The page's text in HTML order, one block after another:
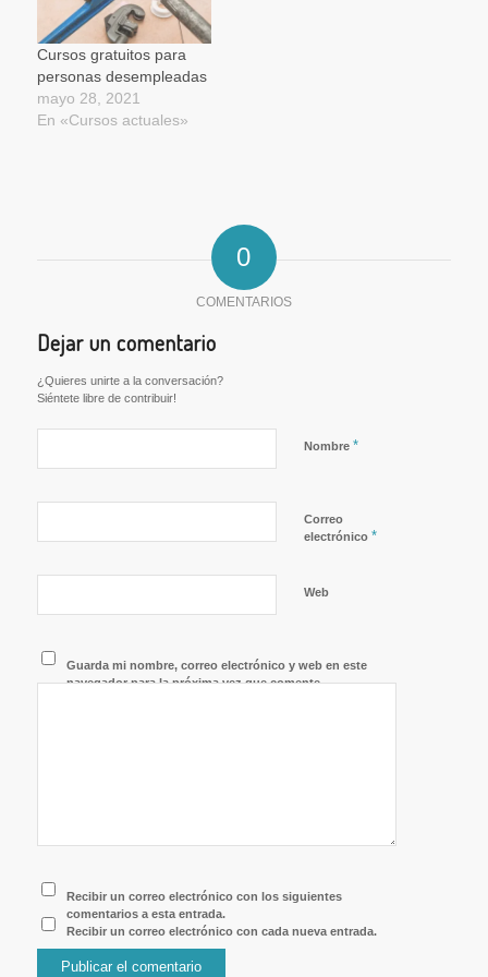
Cursos gratuitos para
personas desempleadas
mayo 28, 2021
En «Cursos actuales»
0
COMENTARIOS
Dejar un comentario
¿Quieres unirte a la conversación?
Siéntete libre de contribuir!
Nombre *
Correo
electrónico *
Web
Guarda mi nombre, correo electrónico y web en este
navegador para la próxima vez que comente.
Recibir un correo electrónico con los siguientes
comentarios a esta entrada.
Recibir un correo electrónico con cada nueva entrada.